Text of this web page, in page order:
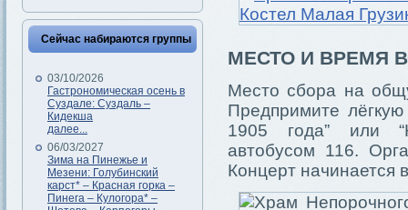
Сейчас набираются группы
03/10/2026
Гастрономическая осень в
Суздале: Суздаль –
Кидекша
далее...
06/03/2027
Зима на Пинежье и
Мезени: Голубинский
карст* – Красная горка –
Пинега – Кулогора* –
МЕСТО И ВРЕМЯ
Место сбора на
Предпримите
1905 года” или
автобусом 116.
Концерт начинается